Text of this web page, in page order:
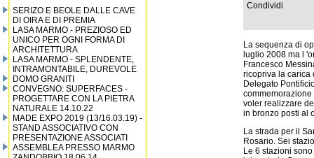
SERIZO E BEOLE DALLE CAVE
DI OIRA E DI PREMIA
LASA MARMO - PREZIOSO ED
UNICO PER OGNI FORMA DI
ARCHITETTURA
LASA MARMO - SPLENDENTE,
INTRAMONTABILE, DUREVOLE
DOMO GRANITI
CONVEGNO: SUPERFACES -
PROGETTARE CON LA PIETRA
NATURALE 14.10.22
MADE EXPO 2019 (13/16.03.19) -
STAND ASSOCIATIVO CON
PRESENTAZIONE ASSOCIATI
ASSEMBLEA PRESSO MARMO
Condividi
La sequenza di
luglio 2008 ma l
Francesco
ricopriva la carica
Delegato
voler realizzare
in bronzo posti al
La strada per il
Rosario. Sei
Le 6 stazioni